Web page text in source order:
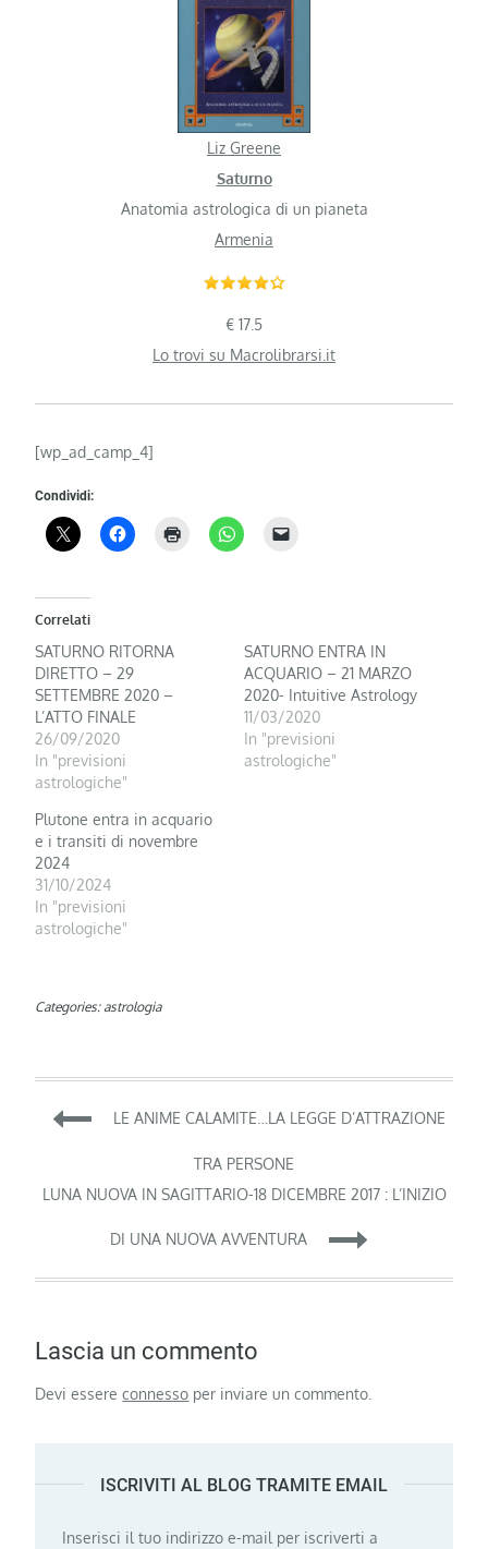
Liz Greene
Saturno
Anatomia astrologica di un pianeta
Armenia
€ 17.5
Lo trovi su Macrolibrarsi.it
[wp_ad_camp_4]
Condividi:
Correlati
SATURNO RITORNA
DIRETTO – 29
SETTEMBRE 2020 –
L’ATTO FINALE
26/09/2020
In "previsioni
astrologiche"
SATURNO ENTRA IN
ACQUARIO – 21 MARZO
2020- Intuitive Astrology
11/03/2020
In "previsioni
astrologiche"
Plutone entra in acquario
e i transiti di novembre
2024
31/10/2024
In "previsioni
astrologiche"
Categories: astrologia
Navigazione
articoli
LE ANIME CALAMITE…LA LEGGE D’ATTRAZIONE
TRA PERSONE
LUNA NUOVA IN SAGITTARIO-18 DICEMBRE 2017 : L’INIZIO
DI UNA NUOVA AVVENTURA
Lascia un commento
Devi essereconnesso per inviare un commento.
ISCRIVITI AL BLOG TRAMITE EMAIL
Inserisci il tuo indirizzo e-mail per iscriverti a